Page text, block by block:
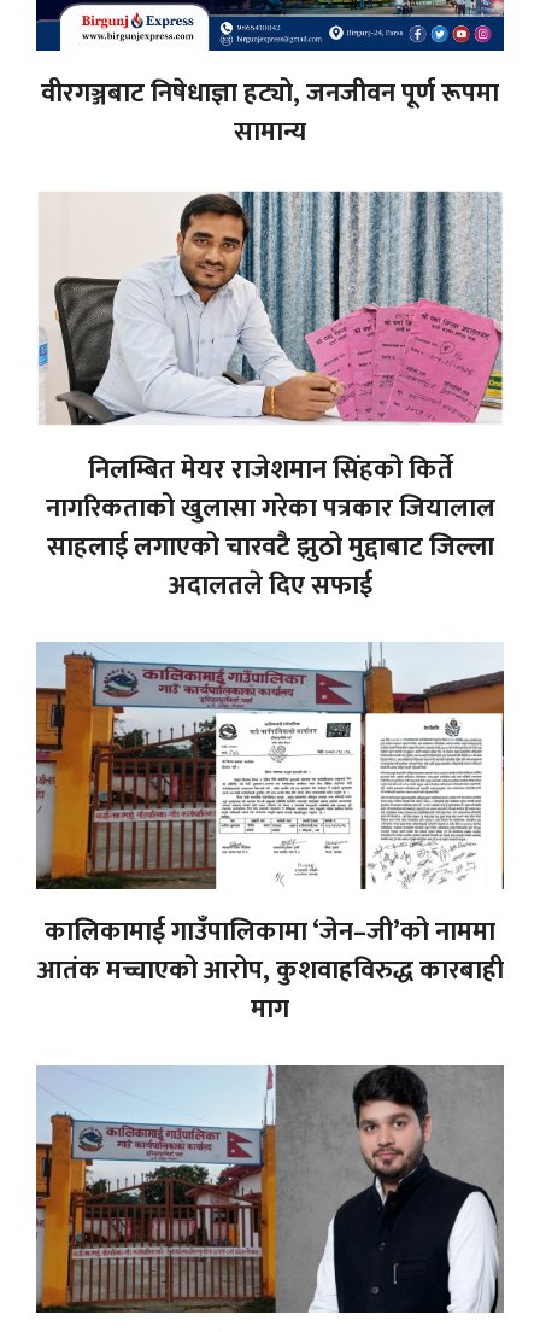
वीरगञ्जबाट निषेधाज्ञा हट्यो, जनजीवन पूर्ण रूपमा
सामान्य
निलम्बित मेयर राजेशमान सिंहको किर्ते
नागरिकताको खुलासा गरेका पत्रकार जियालाल
साहलाई लगाएको चारवटै झुठो मुद्दाबाट जिल्ला
अदालतले दिए सफाई
कालिकामाई गाउँपालिकामा ‘जेन–जी’को नाममा
आतंक मच्चाएको आरोप, कुशवाहविरुद्ध कारबाही
माग